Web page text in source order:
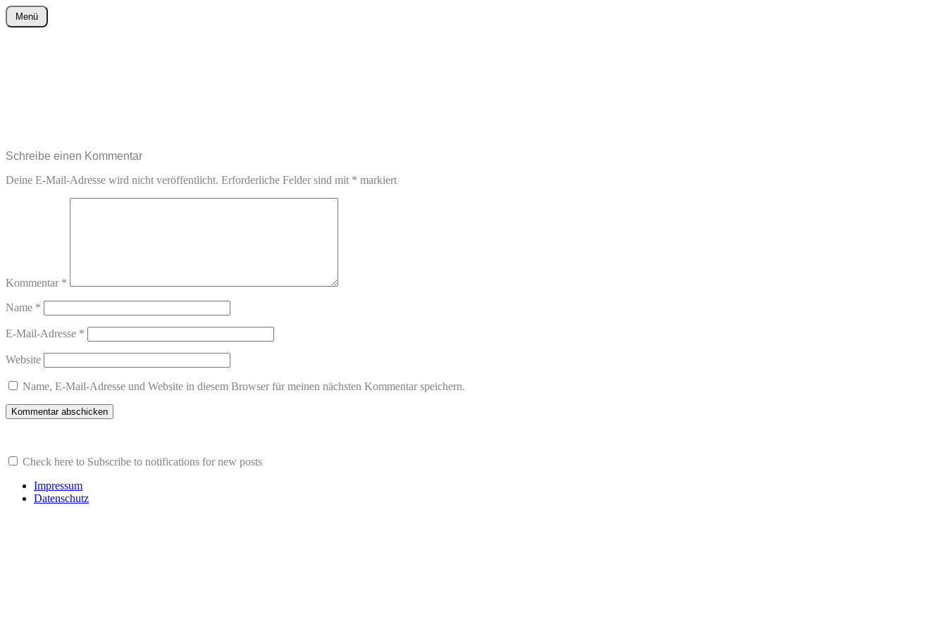
wurster-cartoon-blog.de
Menü
Zum
Inhalt
Schreibe einen Kommentar
Deine E-Mail-Adresse wird nicht veröffentlicht. Erforderliche Felder sind mit * markiert
Kommentar *
Name *
E-Mail-Adresse *
Website
Name, E-Mail-Adresse und Website in diesem Browser für meinen nächsten Kommentar speichern.
Check here to Subscribe to notifications for new posts
Impressum
Datenschutz